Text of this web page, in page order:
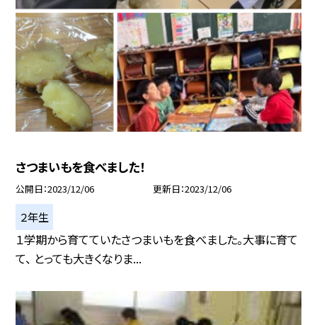
さつまいもを食べました！
公開日 2023/12/06 更新日 2023/12/06
２年生
１学期から育てていたさつまいもを食べました。大事に育て
て、 とっても大きくなりま...